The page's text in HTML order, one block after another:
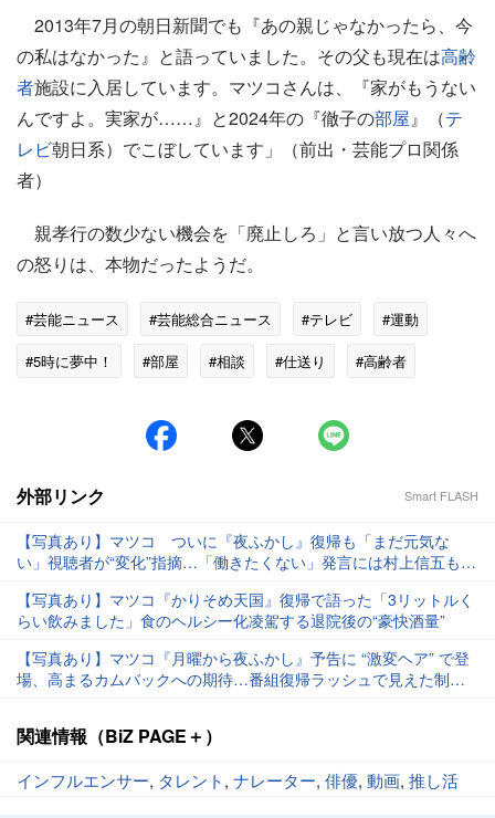
2013年7月の朝日新聞でも『あの親じゃなかったら、今
の私はなかった』と語っていました。その父も現在は高齢
者施設に入居しています。マツコさんは、『家がもうない
んですよ。実家が……』と2024年の『徹子の部屋』（テ
レビ朝日系）でこぼしています」（前出・芸能プロ関係
者）
親孝行の数少ない機会を「廃止しろ」と言い放つ人々へ
の怒りは、本物だったようだ。
#芸能ニュース #芸能総合ニュース #テレビ
#運動
#5時に夢中！
#部屋 #相談 #仕送り #高齢者
外部リンク Smart FLASH
【写真あり】マツコ ついに『夜ふかし』復帰も「まだ元気な
い」視聴者が“変化”指摘…「働きたくない」発言には村上信五もフ
【写真あり】マツコ『かりそめ天国』復帰で語った「3リットルく
らい飲みました」食のヘルシー化凌駕する退院後の“豪快酒量”
【写真あり】マツコ『月曜から夜ふかし』予告に “激変ヘア” で登
場、高まるカムバックへの期待…番組復帰ラッシュで見えた制作
関連情報（BiZ PAGE＋）
インフルエンサー, タレント, ナレーター, 俳優, 動画, 推し活